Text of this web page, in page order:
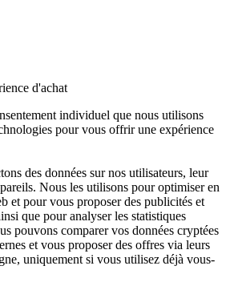
d'achat
individuel que nous utilisons
pour vous offrir une expérience
des données sur nos utilisateurs, leur
Nous les utilisons pour optimiser en
et pour vous proposer des publicités et
que pour analyser les statistiques
pouvons comparer vos données cryptées
et vous proposer des offres via leurs
uniquement si vous utilisez déjà vous-